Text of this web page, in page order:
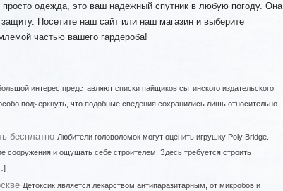
одежда, это ваш надежный спутник в любую погоду. Она
Посетите наш сайт или наш магазин и выберите
частью вашего гардероба!
интерес представляют списки пайщиков сытинского издательского
подчеркнуть, что подобные сведения сохранились лишь относительно
бесплатно Любители головоломок могут оценить игрушку Poly Bridge.
сооружения и ощущать себе строителем. Здесь требуется строить
Детоксик является лекарством антипаразитарным, от микробов и